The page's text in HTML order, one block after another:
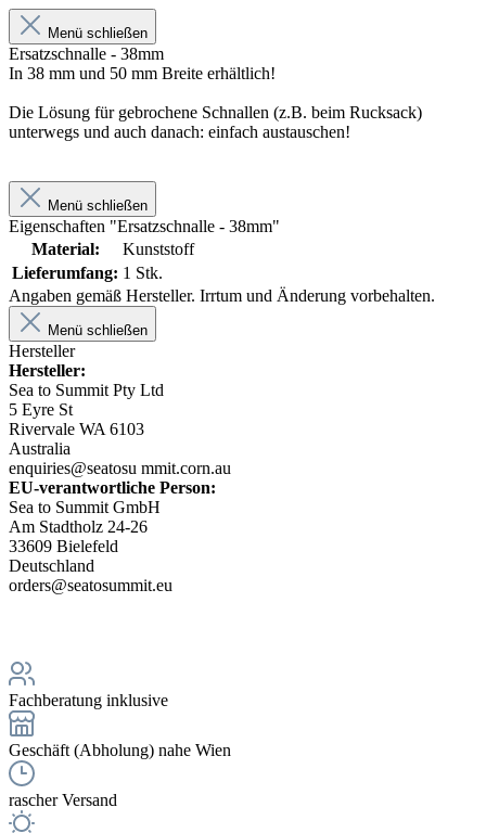
Menü schließen
Ersatzschnalle - 38mm
In 38 mm und 50 mm Breite erhältlich!
Die Lösung für gebrochene Schnallen (z.B. beim Rucksack)
unterwegs und auch danach: einfach austauschen!
Menü schließen
Eigenschaften "Ersatzschnalle - 38mm"
Material:
Kunststoff
Lieferumfang: 1 Stk.
Angaben gemäß Hersteller. Irrtum und Änderung vorbehalten.
Menü schließen
Hersteller
Hersteller:
Sea to Summit Pty Ltd
5 Eyre St
Rivervale WA 6103
Australia
enquiries@seatosu mmit.corn.au
EU-verantwortliche Person:
Sea to Summit GmbH
Am Stadtholz 24-26
33609 Bielefeld
Deutschland
orders@seatosummit.eu
Fachberatung inklusive
Geschäft (Abholung) nahe Wien
rascher Versand